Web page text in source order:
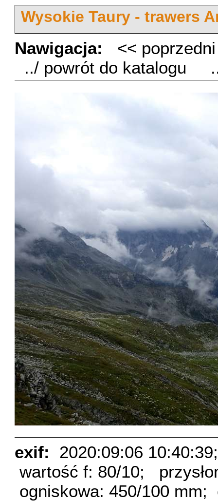
Wysokie Taury - trawers
Nawigacja:
<<
../ powrót do katalogu
exif:
2020:09:06 10:40:39;
wartość f: 80/10;
ogniskowa: 450/100 mm;